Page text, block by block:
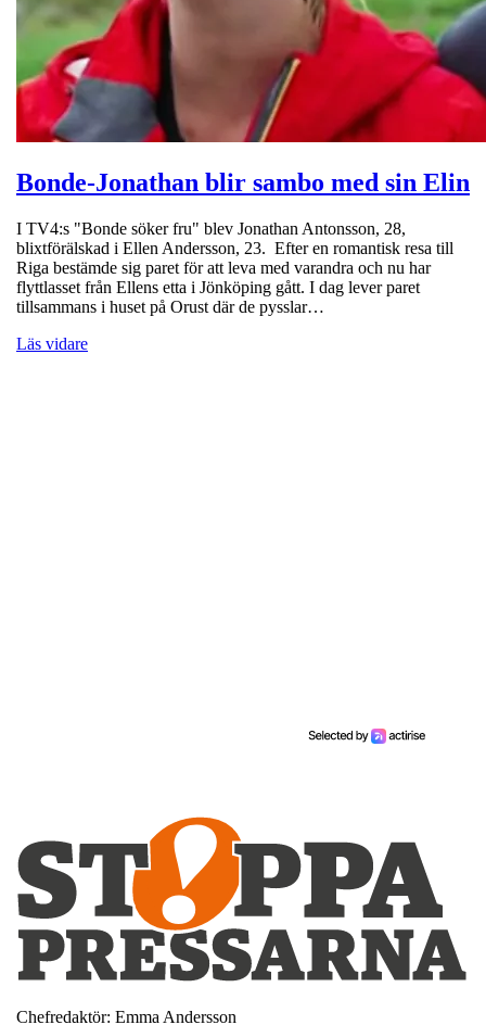
Bonde-Jonathan blir sambo med sin Elin
I TV4:s "Bonde söker fru" blev Jonathan Antonsson, 28,
blixtförälskad i Ellen Andersson, 23. Efter en romantisk resa till
Riga bestämde sig paret för att leva med varandra och nu har
flyttlasset från Ellens etta i Jönköping gått. I dag lever paret
tillsammans i huset på Orust där de pysslar…
Läs vidare
Chefredaktör: Emma Andersson